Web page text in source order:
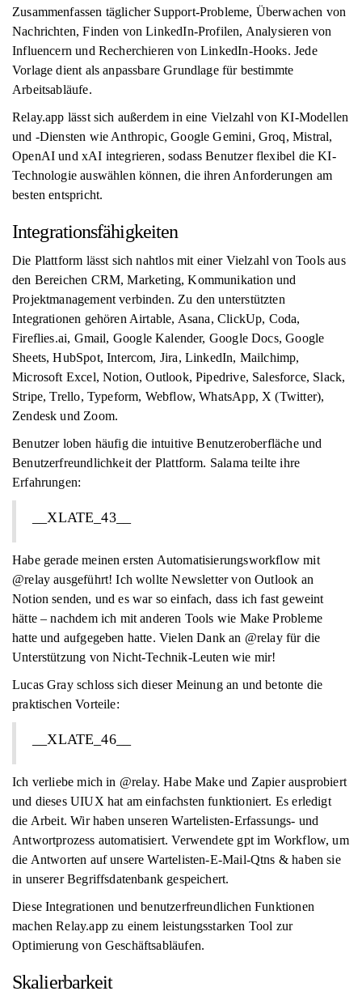
Zusammenfassen täglicher Support-Probleme, Überwachen von
Nachrichten, Finden von LinkedIn-Profilen, Analysieren von
Influencern und Recherchieren von LinkedIn-Hooks. Jede
Vorlage dient als anpassbare Grundlage für bestimmte
Arbeitsabläufe.
Relay.app lässt sich außerdem in eine Vielzahl von KI-Modellen
und -Diensten wie Anthropic, Google Gemini, Groq, Mistral,
OpenAI und xAI integrieren, sodass Benutzer flexibel die KI-
Technologie auswählen können, die ihren Anforderungen am
besten entspricht.
Integrationsfähigkeiten
Die Plattform lässt sich nahtlos mit einer Vielzahl von Tools aus
den Bereichen CRM, Marketing, Kommunikation und
Projektmanagement verbinden. Zu den unterstützten
Integrationen gehören Airtable, Asana, ClickUp, Coda,
Fireflies.ai, Gmail, Google Kalender, Google Docs, Google
Sheets, HubSpot, Intercom, Jira, LinkedIn, Mailchimp,
Microsoft Excel, Notion, Outlook, Pipedrive, Salesforce, Slack,
Stripe, Trello, Typeform, Webflow, WhatsApp, X (Twitter),
Zendesk und Zoom.
Benutzer loben häufig die intuitive Benutzeroberfläche und
Benutzerfreundlichkeit der Plattform. Salama teilte ihre
Erfahrungen:
__XLATE_43__
Habe gerade meinen ersten Automatisierungsworkflow mit
@relay ausgeführt! Ich wollte Newsletter von Outlook an
Notion senden, und es war so einfach, dass ich fast geweint
hätte – nachdem ich mit anderen Tools wie Make Probleme
hatte und aufgegeben hatte. Vielen Dank an @relay für die
Unterstützung von Nicht-Technik-Leuten wie mir!
Lucas Gray schloss sich dieser Meinung an und betonte die
praktischen Vorteile:
__XLATE_46__
Ich verliebe mich in @relay. Habe Make und Zapier ausprobiert
und dieses UIUX hat am einfachsten funktioniert. Es erledigt
die Arbeit. Wir haben unseren Wartelisten-Erfassungs- und
Antwortprozess automatisiert. Verwendete gpt im Workflow, um
die Antworten auf unsere Wartelisten-E-Mail-Qtns & haben sie
in unserer Begriffsdatenbank gespeichert.
Diese Integrationen und benutzerfreundlichen Funktionen
machen Relay.app zu einem leistungsstarken Tool zur
Optimierung von Geschäftsabläufen.
Skalierbarkeit